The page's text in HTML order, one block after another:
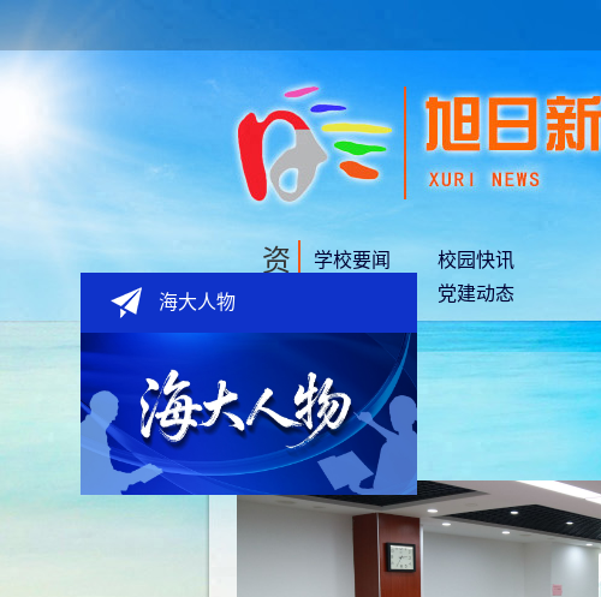
资
学校要闻
校园快讯
党建动态
学校要闻
海大人物